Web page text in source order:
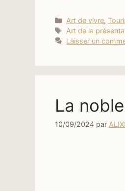
Catégories
Art de vivre,
Étiquettes
Art de la
Laisser un
La
10/09/2024 par